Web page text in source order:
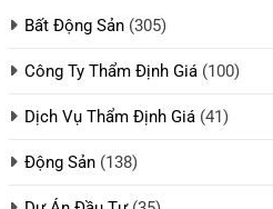
Bất Động Sản (305)
Công Ty Thẩm Định Giá (100)
Dịch Vụ Thẩm Định Giá (41)
Động Sản (138)